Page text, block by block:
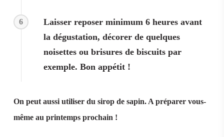
6
Laisser reposer minimum 6 heures avant
la dégustation, décorer de quelques
noisettes ou brisures de biscuits par
exemple. Bon appétit !
On peut aussi utiliser du sirop de sapin. A préparer vous-
même au printemps prochain !